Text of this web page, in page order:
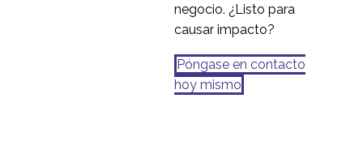
negocio. ¿Listo para
causar impacto?
Póngase en contacto
hoy mismo